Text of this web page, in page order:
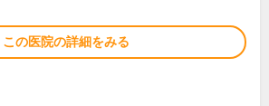
この医院の詳細をみる